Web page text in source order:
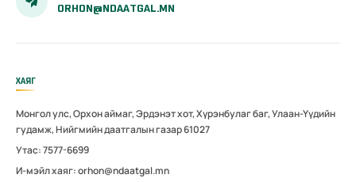
ORHON@NDAATGAL.MN
ХАЯГ
Монгол улс, Орхон аймаг, Эрдэнэт хот, Хүрэнбулаг баг, Улаан-Үүдийн
гудамж, Нийгмийн даатгалын газар 61027
Утас: 7577-6699
И-мэйл хаяг: orhon@ndaatgal.mn